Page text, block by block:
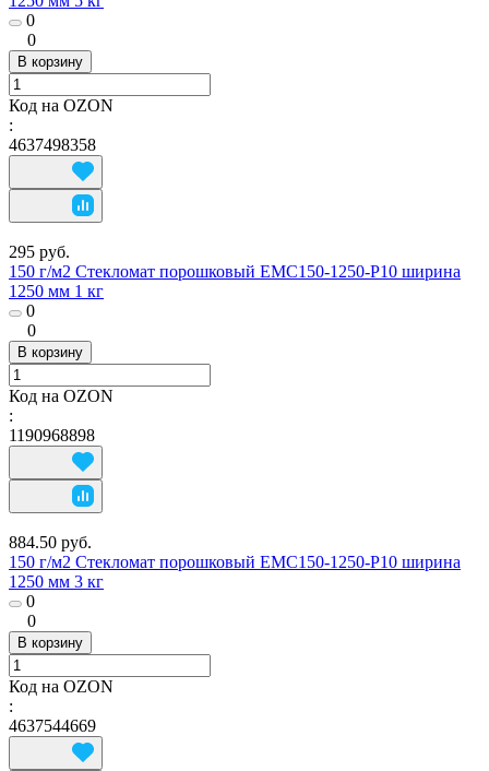
0
0
В корзину
Код на OZON
:
4637498358
295 руб.
150 г/м2 Стекломат порошковый EMC150-1250-P10 ширина
1250 мм 1 кг
0
0
В корзину
Код на OZON
:
1190968898
884.50 руб.
150 г/м2 Стекломат порошковый EMC150-1250-P10 ширина
1250 мм 3 кг
0
0
В корзину
Код на OZON
:
4637544669